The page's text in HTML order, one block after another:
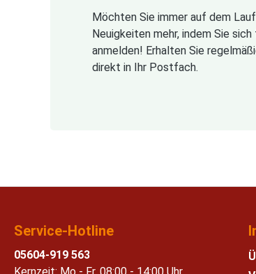
Möchten Sie immer auf dem
Neuigkeiten mehr, indem Sie
anmelden! Erhalten Sie
direkt in Ihr Postfach.
Service-Hotline
05604-919 563